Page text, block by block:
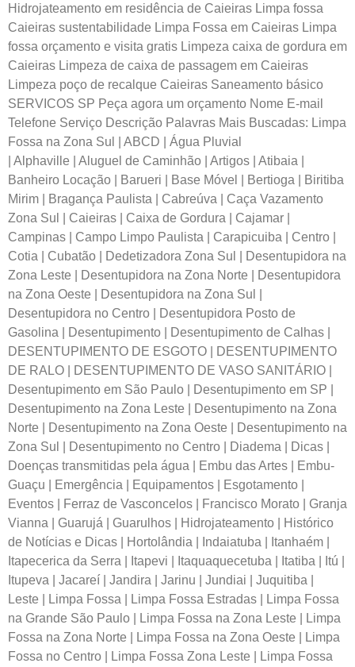
Hidrojateamento em residência de Caieiras Limpa fossa
Caieiras sustentabilidade Limpa Fossa em Caieiras Limpa
fossa orçamento e visita gratis Limpeza caixa de gordura em
Caieiras Limpeza de caixa de passagem em Caieiras
Limpeza poço de recalque Caieiras Saneamento básico
SERVICOS SP Peça agora um orçamento Nome E-mail
Telefone Serviço Descrição Palavras Mais Buscadas: Limpa
Fossa na Zona Sul | ABCD | Água Pluvial
| Alphaville | Aluguel de Caminhão | Artigos | Atibaia |
Banheiro Locação | Barueri | Base Móvel | Bertioga | Biritiba
Mirim | Bragança Paulista | Cabreúva | Caça Vazamento
Zona Sul | Caieiras | Caixa de Gordura | Cajamar |
Campinas | Campo Limpo Paulista | Carapicuiba | Centro |
Cotia | Cubatão | Dedetizadora Zona Sul | Desentupidora na
Zona Leste | Desentupidora na Zona Norte | Desentupidora
na Zona Oeste | Desentupidora na Zona Sul |
Desentupidora no Centro | Desentupidora Posto de
Gasolina | Desentupimento | Desentupimento de Calhas |
DESENTUPIMENTO DE ESGOTO | DESENTUPIMENTO
DE RALO | DESENTUPIMENTO DE VASO SANITÁRIO |
Desentupimento em São Paulo | Desentupimento em SP |
Desentupimento na Zona Leste | Desentupimento na Zona
Norte | Desentupimento na Zona Oeste | Desentupimento na
Zona Sul | Desentupimento no Centro | Diadema | Dicas |
Doenças transmitidas pela água | Embu das Artes | Embu-
Guaçu | Emergência | Equipamentos | Esgotamento |
Eventos | Ferraz de Vasconcelos | Francisco Morato | Granja
Vianna | Guarujá | Guarulhos | Hidrojateamento | Histórico
de Notícias e Dicas | Hortolândia | Indaiatuba | Itanhaém |
Itapecerica da Serra | Itapevi | Itaquaquecetuba | Itatiba | Itú |
Itupeva | Jacareí | Jandira | Jarinu | Jundiai | Juquitiba |
Leste | Limpa Fossa | Limpa Fossa Estradas | Limpa Fossa
na Grande São Paulo | Limpa Fossa na Zona Leste | Limpa
Fossa na Zona Norte | Limpa Fossa na Zona Oeste | Limpa
Fossa no Centro | Limpa Fossa Zona Leste | Limpa Fossa